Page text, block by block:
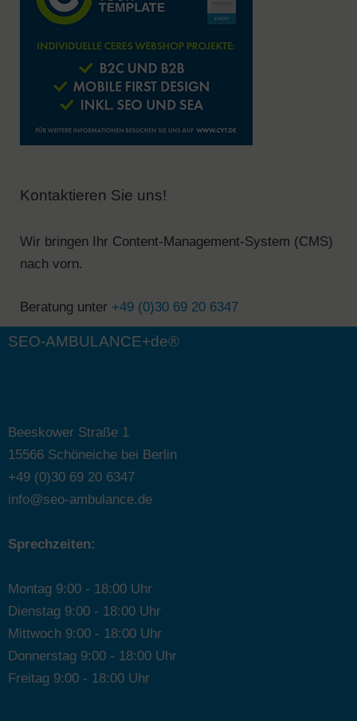
Kontaktieren Sie uns!
Wir bringen Ihr Content-Management-System (CMS)
nach vorn.
Beratung unter +49 (0)30 69 20 6347
SEO-AMBULANCE+de®
Beeskower Straße 1
15566 Schöneiche bei Berlin
+49 (0)30 69 20 6347
info@seo-ambulance.de
Sprechzeiten:
Montag 9:00 - 18:00 Uhr
Dienstag 9:00 - 18:00 Uhr
Mittwoch 9:00 - 18:00 Uhr
Donnerstag 9:00 - 18:00 Uhr
Freitag 9:00 - 18:00 Uhr